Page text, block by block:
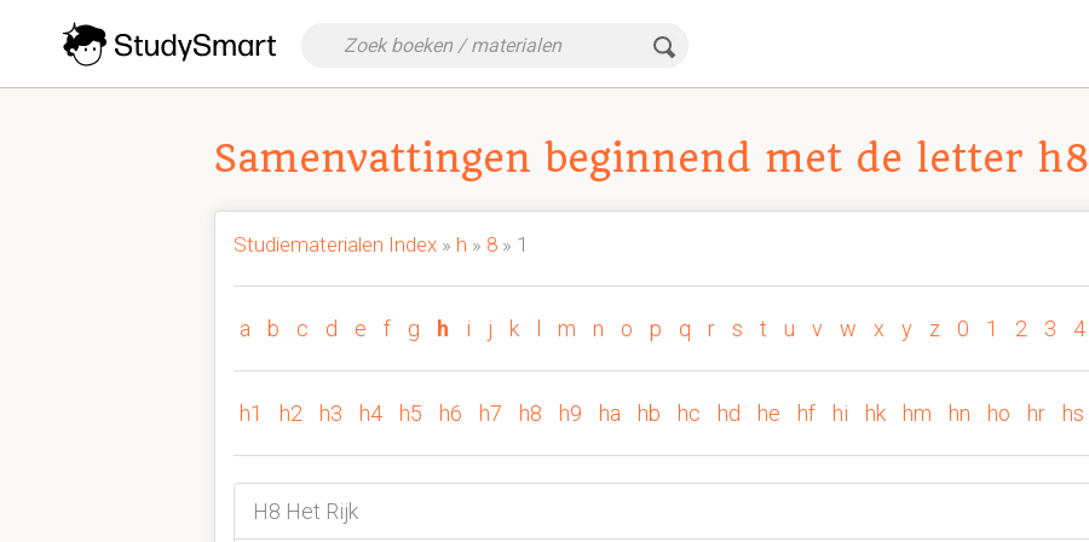
Samenvattingen beginnend met de letter h8
Studiematerialen Index » h » 8 » 1
a b c d e f g h i j k m n o p q r s t u v w x y z 0 1 2 3 4
h1 h2 h3 h4 h5 h6 h7 h8 h9 ha hb hc hd he hf hi hk hm hn ho hr hs
H8 Het Rijk